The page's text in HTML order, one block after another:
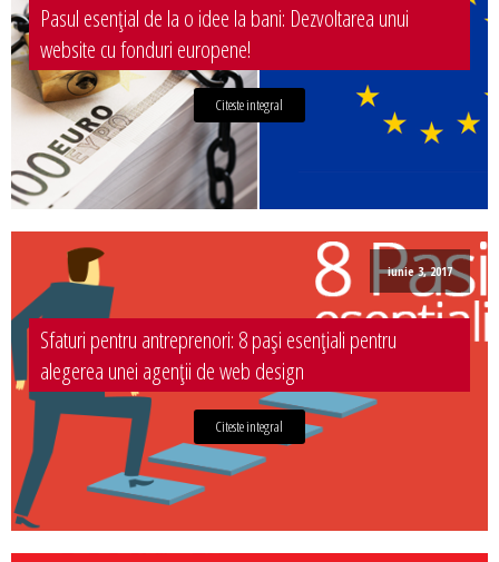
Pasul esențial de la o idee la bani: Dezvoltarea unui
website cu fonduri europene!
Citeste integral
iunie 3, 2017
Sfaturi pentru antreprenori: 8 pași esențiali pentru
alegerea unei agenții de web design
Citeste integral